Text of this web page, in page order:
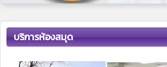
บริการห้องสมุด